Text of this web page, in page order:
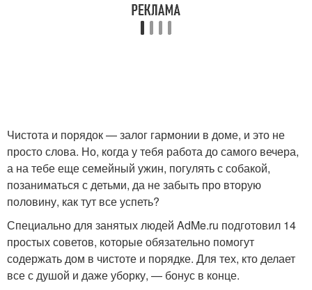
Чистота и порядок — залог гармонии в доме, и это не
просто слова. Но, когда у тебя работа до самого вечера,
а на тебе еще семейный ужин, погулять с собакой,
позаниматься с детьми, да не забыть про вторую
половину, как тут все успеть?
Специально для занятых людей AdMe.ru подготовил 14
простых советов, которые обязательно помогут
содержать дом в чистоте и порядке. Для тех, кто делает
все с душой и даже уборку, — бонус в конце.